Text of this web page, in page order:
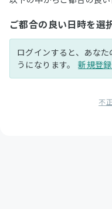
ご都合の良い日時を選
ログインすると、あな
うになります。新規登録
不